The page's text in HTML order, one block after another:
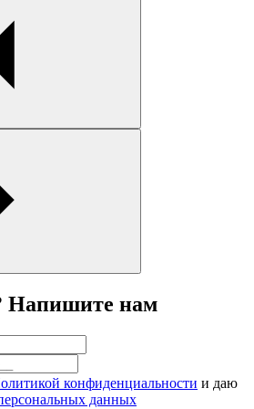
Напишите нам
конфиденциальности и даю
данных